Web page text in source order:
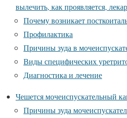
вылечить, как проявляется,
Почему возникает
Профилактика
Причины зуда в
Виды специфических
Диагностика и лечение
Чешется мочеиспускательный
Причины зуда